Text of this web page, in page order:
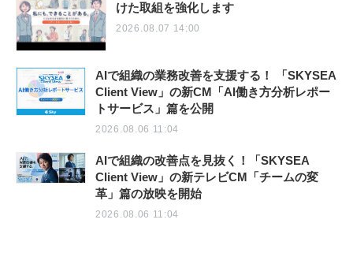
けた取組を強化します
2026.08.07 14:00
AIで組織の業務改善を支援する！ 「SKYSEA
Client View」の新CM「AI働き方分析レポー
トサービス」篇を公開
2026.08.06 11:04
AIで組織の改善点を見抜く！「SKYSEA
Client View」の新テレビCM「チームの変
革」篇の放映を開始
2026.08.06 11:04